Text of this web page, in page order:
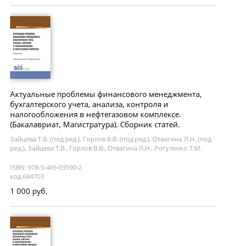
Актуальные проблемы финансового менеджмента,
бухгалтерского учета, анализа, контроля и
налогообложения в нефтегазовом комплексе.
(Бакалавриат, Магистратура). Сборник статей.
Зайцева Т.В. (под ред.), Горлов В.В. (под ред.), Отвагина Л.Н. (под
ред.), Зайцева Т.В., Горлов В.В., Отвагина Л.Н., Рогуленко Т.М.
ISBN: 978-5-466-03590-2
код 684703
1 000 руб.